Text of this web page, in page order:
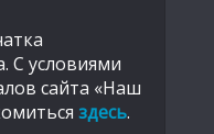
С условиями
сайта «Наш
здесь.